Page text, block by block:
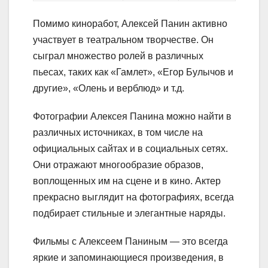
Помимо киноработ, Алексей Панин активно
участвует в театральном творчестве. Он
сыграл множество ролей в различных
пьесах, таких как «Гамлет», «Егор Булычов и
другие», «Олень и верблюд» и т.д.
Фотографии Алексея Панина можно найти в
различных источниках, в том числе на
официальных сайтах и в социальных сетях.
Они отражают многообразие образов,
воплощенных им на сцене и в кино. Актер
прекрасно выглядит на фотографиях, всегда
подбирает стильные и элегантные наряды.
Фильмы с Алексеем Паниным — это всегда
яркие и запоминающиеся произведения, в